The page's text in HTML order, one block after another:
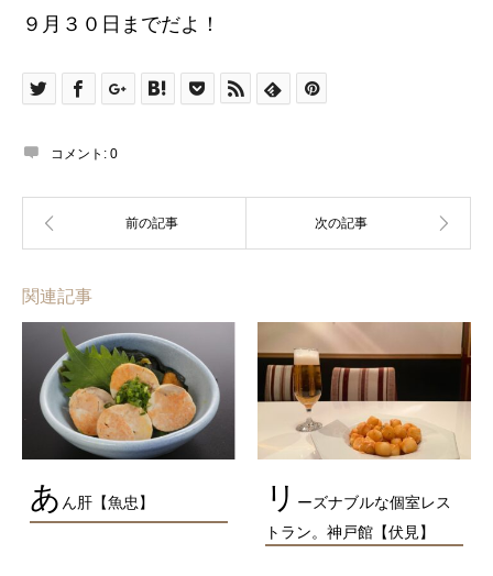
９月３０日までだよ！
コメント: 0
関連記事
あ ん肝【魚忠】 リ ーズナブルな個室レス
トラン。神戸館【伏見】